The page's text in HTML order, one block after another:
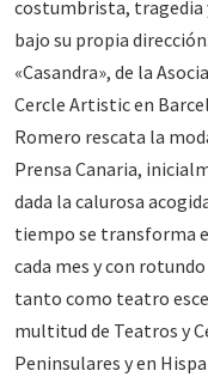
costumbrista, tragedia
bajo su propia
«Casandra», de la
Cercle Artistic en
Romero rescata la
Prensa Canaria,
dada la calurosa
tiempo se transforma
cada mes y con
tanto como teatro
multitud de Teatros y
Peninsulares y en